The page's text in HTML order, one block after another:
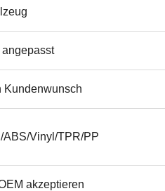
angepasst
Kundenwunsch
ABS/Vinyl/TPR/PP
akzeptieren